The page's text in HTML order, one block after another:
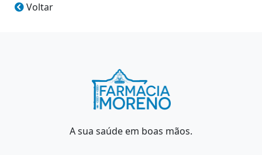
Voltar
A sua saúde em boas mãos.